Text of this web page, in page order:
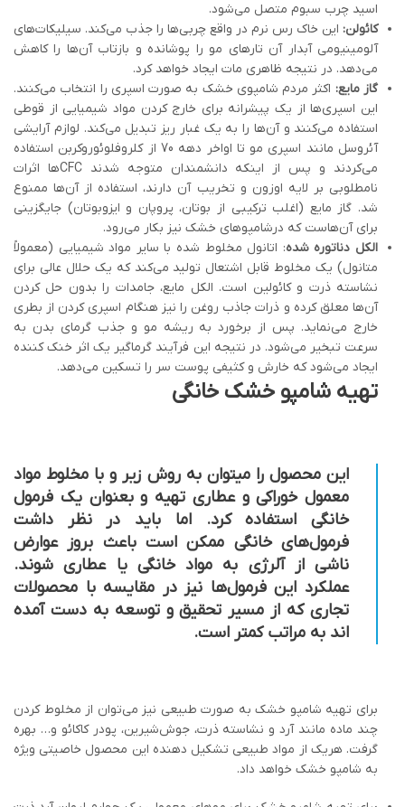
اسید چرب سبوم متصل می‌شود.
کائولن: این خاک رس نرم در واقع چربی‌ها را جذب می‌کند. سیلیکات‌های
آلومینیومی آبدار آن تار‌های مو را پوشانده و بازتاب آن‌ها را کاهش
می‌دهد. در نتیجه ظاهری مات ایجاد خواهد کرد.
گاز مایع: اکثر مردم شامپوی خشک به صورت اسپری را انتخاب می‌کنند.
این اسپری‌ها از یک پیشرانه برای خارج کردن مواد شیمیایی از قوطی
استفاده می‌کنند و آن‌ها را به یک غبار ریز تبدیل می‌کند. لوازم آرایشی
آئروسل مانند اسپری مو تا اواخر دهه 70 از کلروفلوئوروکربن استفاده
می‌کردند و پس از اینکه دانشمندان متوجه شدند CFCها اثرات
نامطلوبی بر لایه اوزون و تخریب آن دارند، استفاده از آن‌ها ممنوع
شد. گاز مایع (اغلب ترکیبی از بوتان، پروپان و ایزوبوتان) جایگزینی
برای آن‌هاست که درشامپوهای خشک نیز بکار می‌رود.
الکل دناتوره شده: اتانول مخلوط شده با سایر مواد شیمیایی (معمولاً
متانول) یک مخلوط قابل اشتعال تولید می‌کند که یک حلال عالی برای
نشاسته ذرت و کائولین است. الکل مایع، جامدات را بدون حل کردن
آن‌ها معلق کرده و ذرات جاذب روغن را نیز هنگام اسپری کردن از بطری
خارج می‌نماید. پس از برخورد به ریشه مو و جذب گرمای بدن به
سرعت تبخیر می‌شود. در نتیجه این فرآیند گرماگیر یک اثر خنک کننده
ایجاد می‌شود که خارش و کثیفی پوست سر را تسکین می‌دهد.
تهیه شامپو خشک خانگی
این محصول را میتوان به روش زیر و با مخلوط مواد
معمول خوراکی و عطاری تهیه و بعنوان یک فرمول
خانگی استفاده کرد. اما باید در نظر داشت
فرمول‌های خانگی ممکن است باعث بروز عوارض
ناشی از آلرژی به مواد خانگی یا عطاری شوند.
عملکرد این فرمول‌ها نیز در مقایسه با محصولات
تجاری که از مسیر تحقیق و توسعه به دست آمده
اند به مراتب کمتر است.
برای تهیه شامپو خشک به صورت طبیعی نیز می‌توان از مخلوط کردن
چند ماده مانند آرد و نشاسته ذرت، جوش‌شیرین، پودر کاکائو و… بهره
گرفت. هریک از مواد طبیعی تشکیل دهنده این محصول خاصیتی ویژه
به شامپو خشک خواهد داد.